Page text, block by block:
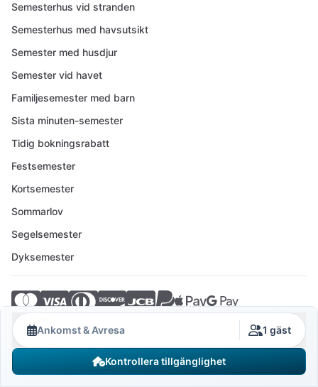
Ankomst & Avresa 1 gäst
Kontrollera tillgänglighet
Semesterhus vid stranden
Semesterhus med havsutsikt
Semester med husdjur
Semester vid havet
Familjesemester med barn
Sista minuten-semester
Tidig bokningsrabatt
Festsemester
Kortsemester
Sommarlov
Segelsemester
Dyksemester
© 2026 Crovillas GmbH